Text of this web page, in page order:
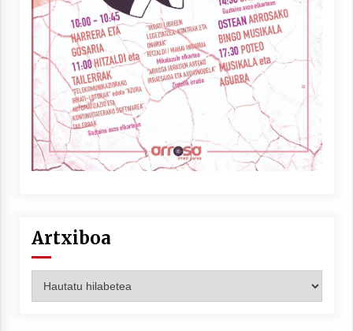
Artxiboa